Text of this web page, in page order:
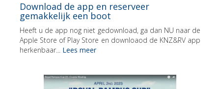
Download de app en reserveer
gemakkelijk een boot
Heeft u de app nog niet gedownload, ga dan NU naar de
Apple Store of Play Store en downloaod de KNZ&RV app
herkenbaar... Lees meer